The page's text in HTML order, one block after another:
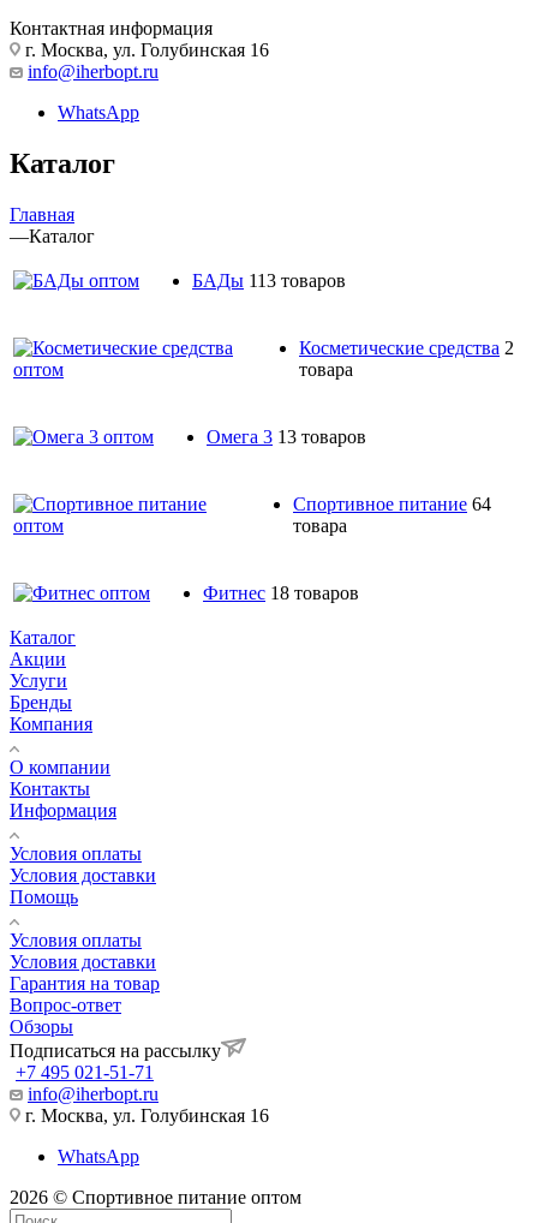
Контактная информация
г. Москва, ул. Голубинская 16
info@iherbopt.ru
WhatsApp
Каталог
Главная
—Каталог
БАДы 113 товаров
Косметические средства 2
товара
Омега 3 13 товаров
Спортивное питание 64
товара
Фитнес 18 товаров
Каталог
Акции
Услуги
Бренды
Компания
О компании
Контакты
Информация
Условия оплаты
Условия доставки
Помощь
Условия оплаты
Условия доставки
Гарантия на товар
Вопрос-ответ
Обзоры
Подписаться на рассылку
+7 495 021-51-71
info@iherbopt.ru
г. Москва, ул. Голубинская 16
WhatsApp
2026 © Спортивное питание оптом